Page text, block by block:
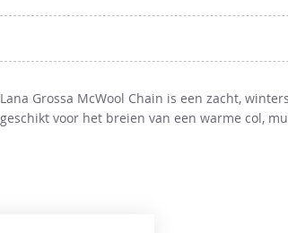
Lana Grossa McWool Chain is een zacht,
geschikt voor het breien van een warme col,